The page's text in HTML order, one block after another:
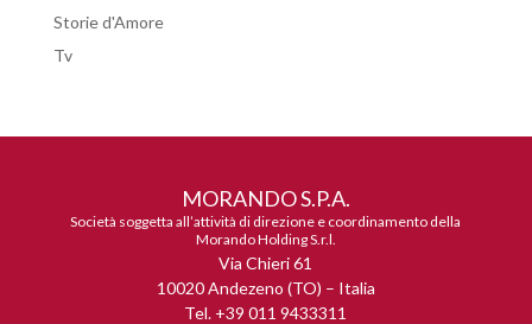
Storie d'Amore
Tv
MORANDO S.P.A.
Società soggetta all’attività di direzione e coordinamento della
Morando Holding S.r.l.
Via Chieri 61
10020 Andezeno (TO) – Italia
Tel. +39 011 9433311